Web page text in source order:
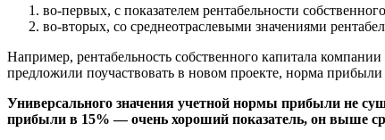
во-первых, с показателем рентабельности
во-вторых, со среднеотраслевыми значениями
Например, рентабельность собственного капитала
предложили поучаствовать в новом проекте, норма прибыли
Универсального значения учетной нормы прибыли не
прибыли в 15% — очень хороший показатель, он выше